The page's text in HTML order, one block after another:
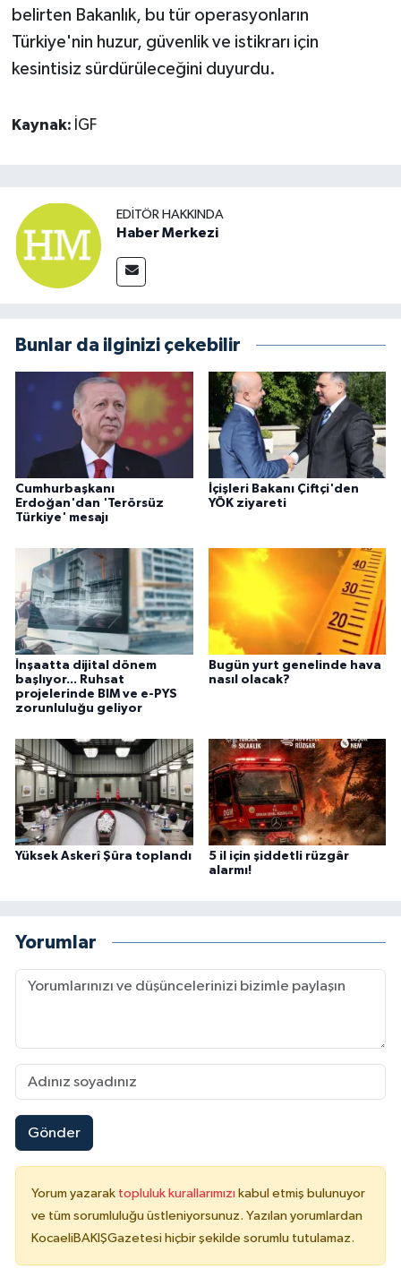
belirten Bakanlık, bu tür operasyonların
Türkiye'nin huzur, güvenlik ve istikrarı için
kesintisiz sürdürüleceğini duyurdu.
Kaynak: İGF
EDITÖR HAKKINDA
Haber Merkezi
Bunlar da ilginizi çekebilir
Cumhurbaşkanı
Erdoğan'dan 'Terörsüz
Türkiye' mesajı
İçişleri Bakanı Çiftçi'den
YÖK ziyareti
İnşaatta dijital dönem
başlıyor... Ruhsat
projelerinde BIM ve e-PYS
zorunluluğu geliyor
Bugün yurt genelinde hava
nasıl olacak?
Yüksek Askerî Şûra toplandı
5 il için şiddetli rüzgâr
alarmı!
Yorumlar
Gönder
Yorum yazarak topluluk kurallarımızı kabul etmiş bulunuyor
ve tüm sorumluluğu üstleniyorsunuz. Yazılan yorumlardan
KocaeliBAKIŞGazetesi hiçbir şekilde sorumlu tutulamaz.